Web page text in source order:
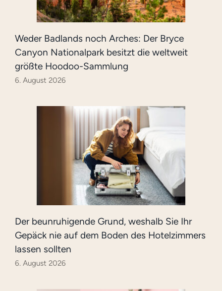
Weder Badlands noch Arches: Der Bryce
Canyon Nationalpark besitzt die weltweit
größte Hoodoo-Sammlung
6. August 2026
Der beunruhigende Grund, weshalb Sie Ihr
Gepäck nie auf dem Boden des Hotelzimmers
lassen sollten
6. August 2026